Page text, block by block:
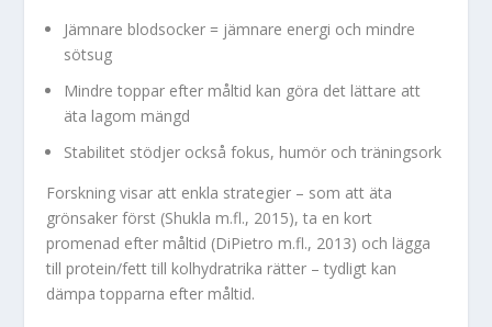
Jämnare blodsocker = jämnare energi och mindre
sötsug
Mindre toppar efter måltid kan göra det lättare att
äta lagom mängd
Stabilitet stödjer också fokus, humör och träningsork
Forskning visar att enkla strategier – som att äta
grönsaker först (Shukla m.fl., 2015), ta en kort
promenad efter måltid (DiPietro m.fl., 2013) och lägga
till protein/fett till kolhydratrika rätter – tydligt kan
dämpa topparna efter måltid.